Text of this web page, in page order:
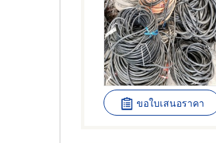
ขอใบเสนอราคา